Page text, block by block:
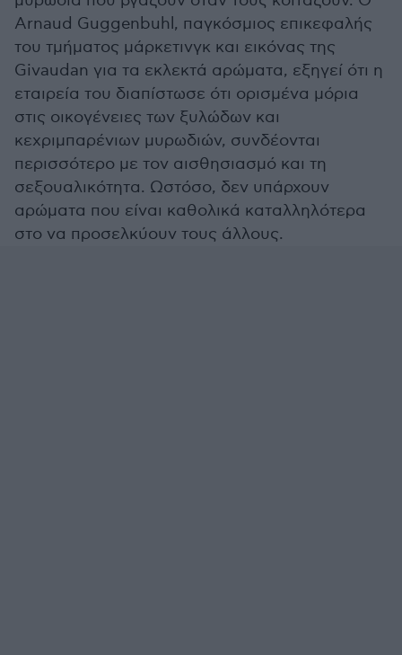
Arnaud Guggenbuhl, παγκόσμιος επικεφαλής
του τμήματος μάρκετινγκ και εικόνας της
Givaudan για τα εκλεκτά αρώματα, εξηγεί ότι η
εταιρεία του διαπίστωσε ότι ορισμένα μόρια
στις οικογένειες των ξυλώδων και
κεχριμπαρένιων μυρωδιών, συνδέονται
περισσότερο με τον αισθησιασμό και τη
σεξουαλικότητα. Ωστόσο, δεν υπάρχουν
αρώματα που είναι καθολικά καταλληλότερα
στο να προσελκύουν τους άλλους.